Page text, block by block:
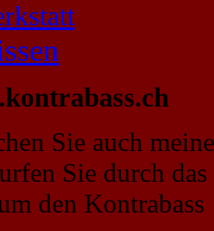
Sie auch
Sie durch
den Kontrabass